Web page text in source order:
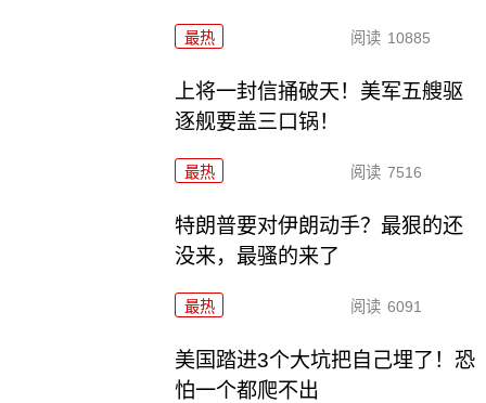
最热 阅读 10885
上将一封信捅破天！美军五艘驱
逐舰要盖三口锅！
最热 阅读 7516
特朗普要对伊朗动手？最狠的还
没来，最骚的来了
最热 阅读 6091
美国踏进3个大坑把自己埋了！恐
怕一个都爬不出